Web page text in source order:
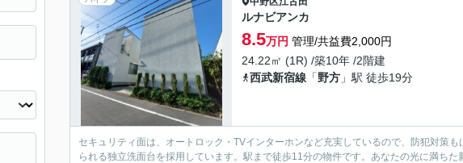
ルナビアンカ
8.5万円 管理/共益費2,000円
24.22㎡ (1R) /築10年 /2階建
西武新宿線 「野方 」駅 徒歩19分
セキュリティ面は、オートロック・TVインターホンなど充実しているので、防犯対策
られる独立洗面台を採用しています。駅まで徒歩11分の物件です。あなたの光に満ち